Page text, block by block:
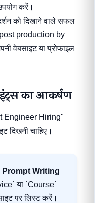
करें।
को दिखाने वाले सफल
production by
वेबसाइट या प्रोफाइल
का आकर्षण
Engineer Hiring"
दिखनी चाहिए।
Prompt Writing
या `Course`
पर लिस्ट करें।